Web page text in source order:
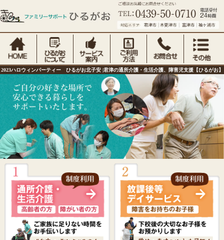
2023ハロウィンパーティー ひるがお北子安 |君津の通所介護・生活介護、障害児支援【ひるがお】